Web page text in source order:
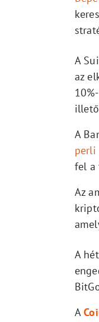
A
az
A
perli
fel a
Az
A
A